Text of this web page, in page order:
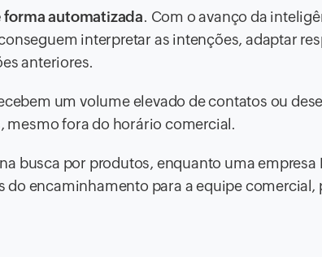
forma automatizada. Com o avanço da
interpretar as intenções, adaptar
anteriores.
um volume elevado de contatos ou
mesmo fora do horário comercial.
busca por produtos, enquanto uma empresa
encaminhamento para a equipe comercial,